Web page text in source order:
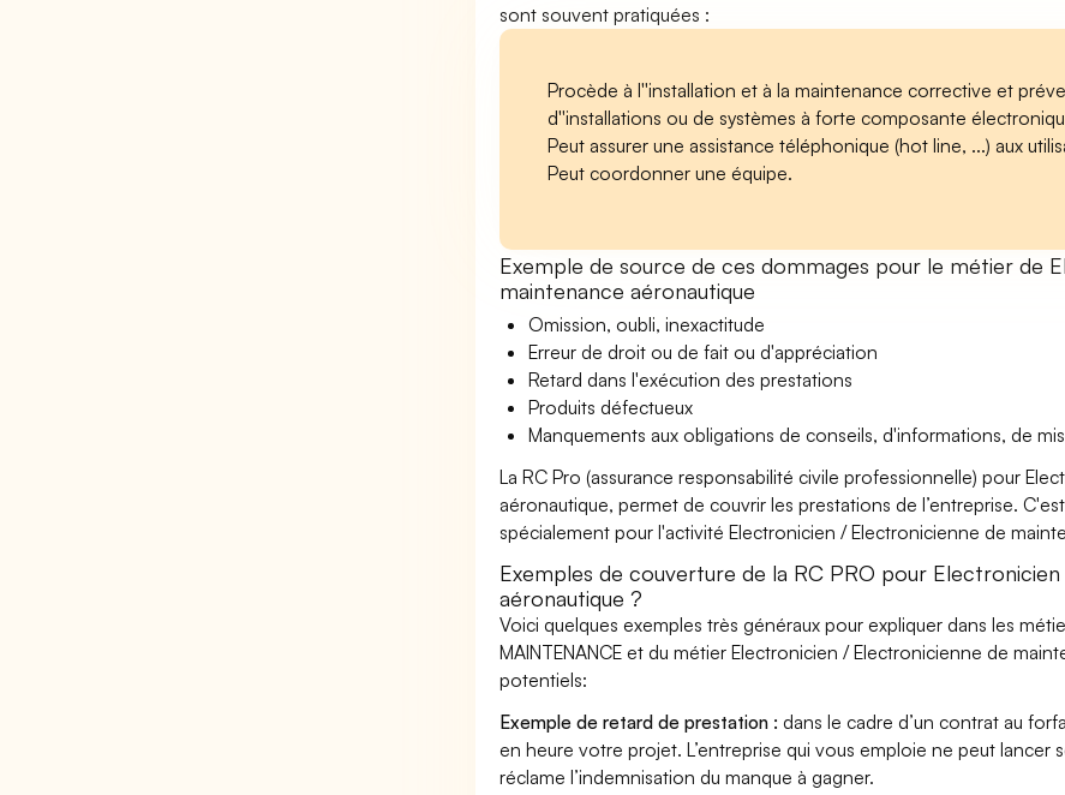
sont souvent pratiquées :
Procède à l''installation et à la maintenance corrective et
d''installations ou de systèmes à forte composante
Peut assurer une assistance téléphonique (hot line, ...) aux
Peut coordonner une équipe.
Exemple de source de ces dommages pour le métier de
maintenance aéronautique
Omission, oubli, inexactitude
Erreur de droit ou de fait ou d'appréciation
Retard dans l'exécution des prestations
Produits défectueux
Manquements aux obligations de conseils, d'informations, de
La RC Pro (assurance responsabilité civile professionnelle) pour
aéronautique, permet de couvrir les prestations de l’entreprise.
spécialement pour l'activité Electronicien / Electronicienne de
Exemples de couverture de la RC PRO pour
aéronautique ?
Voici quelques exemples très généraux pour expliquer dans les
MAINTENANCE et du métier Electronicien / Electronicienne de
potentiels:
Exemple de retard de prestation : dans le cadre d’un contrat au
en heure votre projet. L’entreprise qui vous emploie ne peut lancer
réclame l’indemnisation du manque à gagner.